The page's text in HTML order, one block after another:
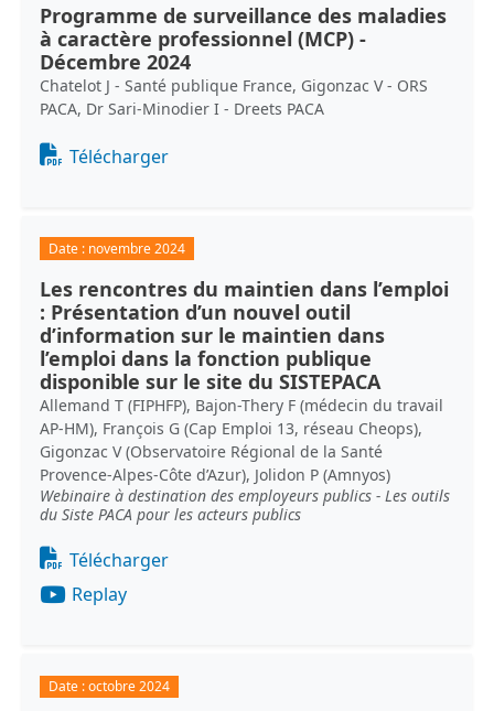
Programme de surveillance des maladies
à caractère professionnel (MCP) -
Décembre 2024
Chatelot J - Santé publique France, Gigonzac V - ORS
PACA, Dr Sari-Minodier I - Dreets PACA
Document
Télécharger
Date : novembre 2024
Les rencontres du maintien dans l’emploi
: Présentation d’un nouvel outil
d’information sur le maintien dans
l’emploi dans la fonction publique
disponible sur le site du SISTEPACA
Allemand T (FIPHFP), Bajon-Thery F (médecin du travail
AP-HM), François G (Cap Emploi 13, réseau Cheops),
Gigonzac V (Observatoire Régional de la Santé
Provence-Alpes-Côte d’Azur), Jolidon P (Amnyos)
Webinaire à destination des employeurs publics - Les outils
du Siste PACA pour les acteurs publics
Document
Télécharger
Replay
Date :octobre 2024